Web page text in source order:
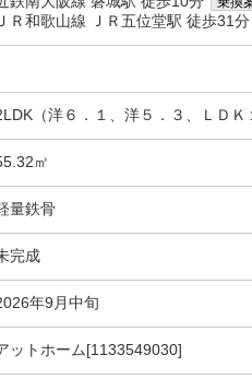
ＪＲ和歌山線 ＪＲ五位堂駅 徒歩31分
（洋６．１、洋５．３、ＬＤＫ
㎡
量鉄骨
完成
年9月中旬
ットホーム[1133549030]